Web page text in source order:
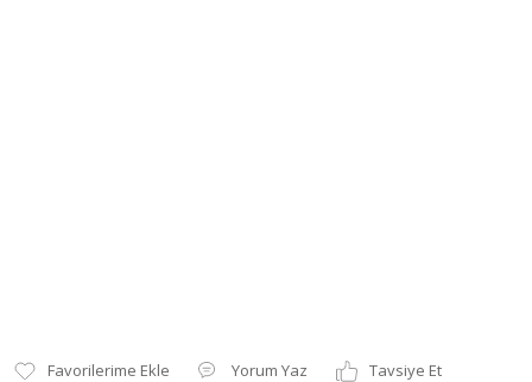
Yorum Yaz
Tavsiye Et